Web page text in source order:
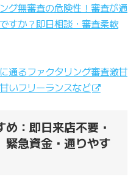
グ無審査の危険性！審査が通
すか？即日相談・審査柔軟
通るファクタリング審査激甘
いフリーランスなど
：即日来店不要・
緊急資金・通りやす